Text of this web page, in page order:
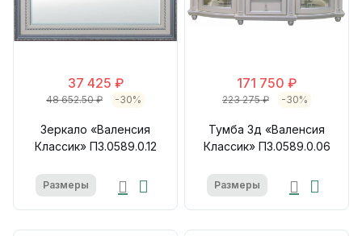
37 425 ₽
48 652.50 ₽ -30%
Зеркало «Валенсия
Классик» П3.0589.0.12
Размеры
171 750 ₽
223 275 ₽ -30%
Тумба 3д «Валенсия
Классик» П3.0589.0.06
Размеры